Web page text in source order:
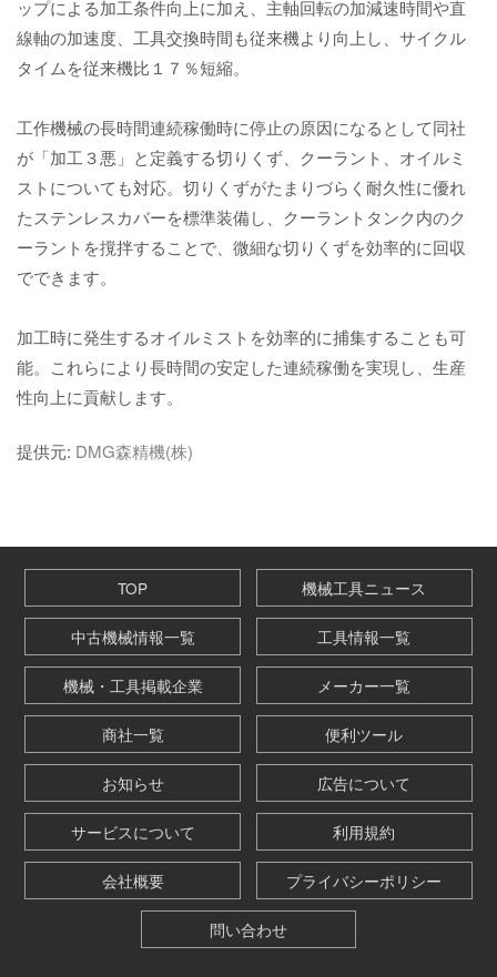
ップによる加工条件向上に加え、主軸回転の加減速時間や直
線軸の加速度、工具交換時間も従来機より向上し、サイクル
タイムを従来機比１７％短縮。
工作機械の長時間連続稼働時に停止の原因になるとして同社
が「加工３悪」と定義する切りくず、クーラント、オイルミ
ストについても対応。切りくずがたまりづらく耐久性に優れ
たステンレスカバーを標準装備し、クーラントタンク内のク
ーラントを撹拌することで、微細な切りくずを効率的に回収
でできます。
加工時に発生するオイルミストを効率的に捕集することも可
能。これらにより長時間の安定した連続稼働を実現し、生産
性向上に貢献します。
提供元: DMG森精機(株)
TOP 機械工具ニュース
中古機械情報一覧 工具情報一覧
機械・工具掲載企業 メーカー一覧
商社一覧 便利ツール
お知らせ 広告について
サービスについて 利用規約
会社概要 プライバシーポリシー
問い合わせ